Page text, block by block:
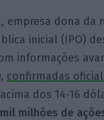
empresa dona da
inicial (IPO)
informações
confirmadas
dos 14-16
mil milhões de